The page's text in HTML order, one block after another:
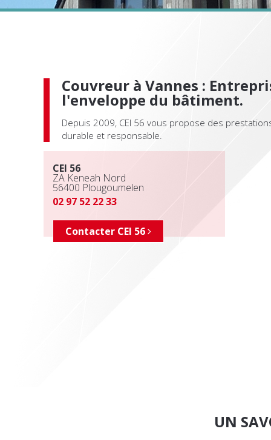
Couvreur à Vannes :
l'enveloppe du bâtiment.
Depuis 2009, CEI 56 vous propose des
durable et responsable.
CEI 56
ZA Keneah Nord
56400 Plougoumelen
02 97 52 22 33
Contacter CEI 56
UN